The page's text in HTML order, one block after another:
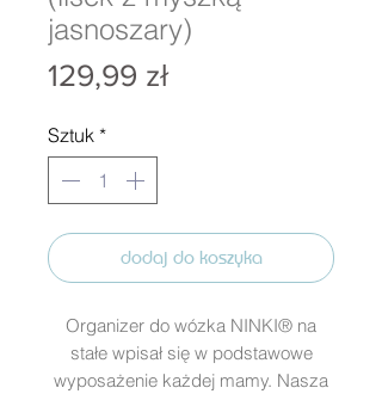
jasnoszary)
129,99 złCena
Sztuk *
dodaj do koszyka
Organizer do wózka NINKI® na
stałe wpisał się w podstawowe
wyposażenie każdej mamy. Nasza